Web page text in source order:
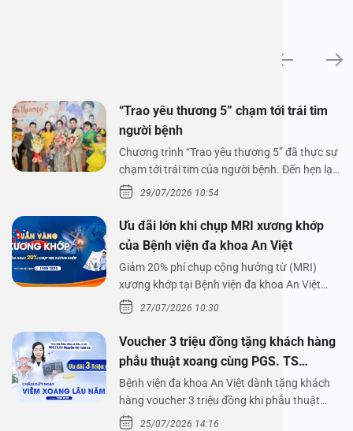
“Trao yêu thương 5” chạm tới trái tim
người bệnh
Chương trình “Trao yêu thương 5” đã thực sự
chạm tới trái tim của người bệnh. Đến hẹn lại
lên,…29/07/2026 10:54
Ưu đãi lớn khi chụp MRI xương khớp
của Bệnh viện đa khoa An Việt
Giảm 20% phí chụp cộng hưởng từ (MRI)
xương khớp tại Bệnh viện đa khoa An Việt
Bệnh viện đa…
27/07/2026 10:30
Voucher 3 triệu đồng tặng khách hàng
phẫu thuật xoang cùng PGS. TS
Nguyễn Thị Hoài An
Bệnh viện đa khoa An Việt dành tặng khách
hàng voucher 3 triệu đồng khi phẫu thuật
xoang cùng PGS.…
25/07/2026 14:16